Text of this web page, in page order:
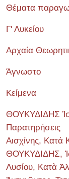
Θέματα
Γ' Λυκείου
Αρχαία
Άγνωστο
Κείμενα
ΘΟΥΚΥΔΙΔΗΣ
Παρατηρήσεις
Αισχίνης, Κατά
ΘΟΥΚΥΔΙΔΗΣ,
Λυσίου, Κατὰ